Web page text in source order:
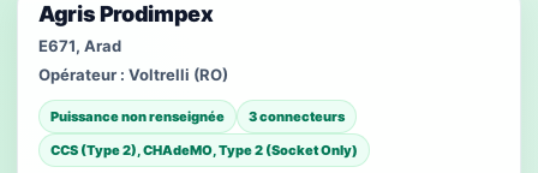
Agris Prodimpex
E671, Arad
Opérateur : Voltrelli (RO)
Puissance non renseignée
3 connecteurs
CCS (Type 2), CHAdeMO, Type 2 (Socket Only)